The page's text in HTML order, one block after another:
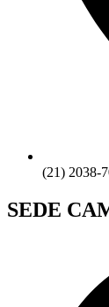
(21) 2038-
SEDE